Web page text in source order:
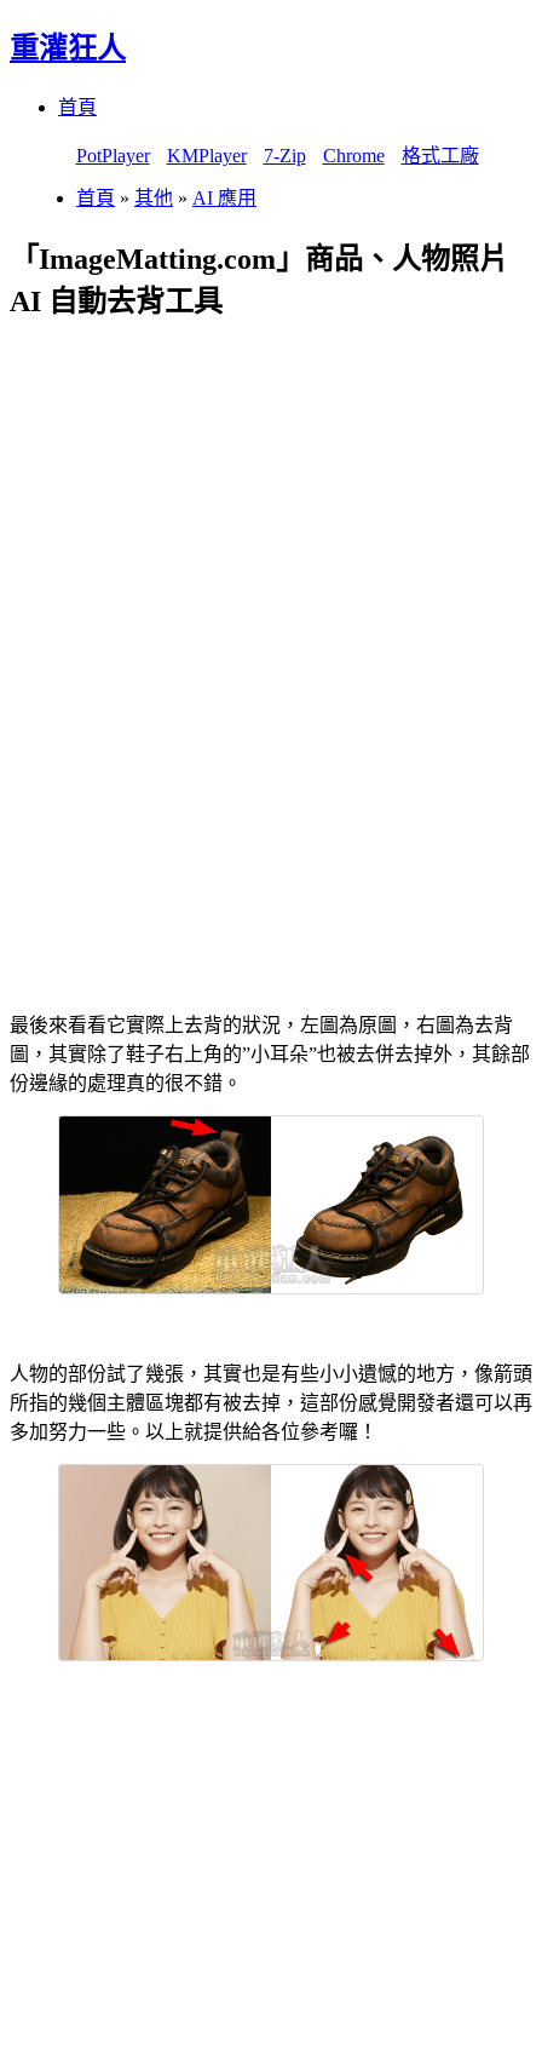
重灌狂人
首頁
PotPlayer KMPlayer 7-Zip Chrome 格式工廠
首頁 » 其他 » AI 應用
「ImageMatting.com」商品、人物照片
AI 自動去背工具
最後來看看它實際上去背的狀況，左圖為原圖，右圖為去背
圖，其實除了鞋子右上角的”小耳朵”也被去併去掉外，其餘部
份邊緣的處理真的很不錯。
人物的部份試了幾張，其實也是有些小小遺憾的地方，像箭頭
所指的幾個主體區塊都有被去掉，這部份感覺開發者還可以再
多加努力一些。以上就提供給各位參考囉！